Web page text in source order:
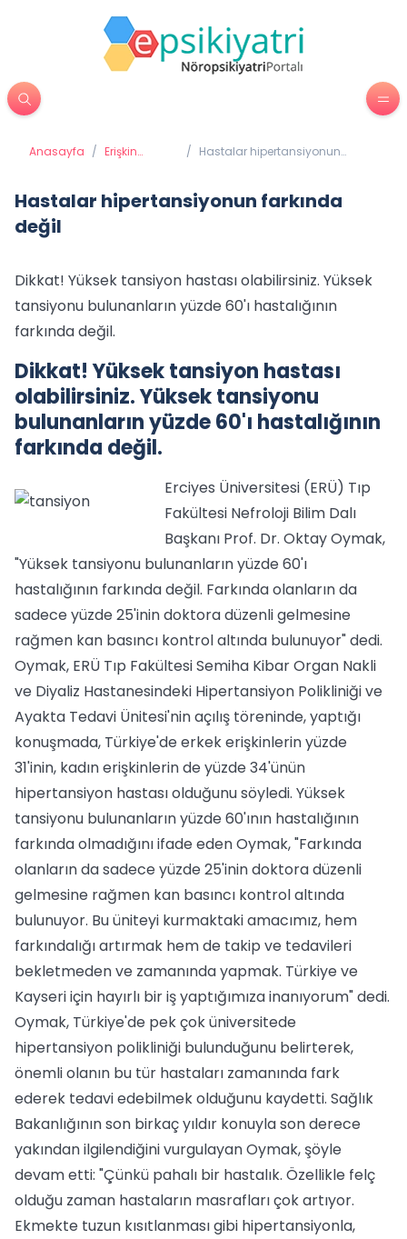
Anasayfa / Erişkin
/ Hastalar hipertansiyonun
Hastalar hipertansiyonun farkında
değil
Dikkat! Yüksek tansiyon hastası olabilirsiniz. Yüksek
tansiyonu bulunanların yüzde 60'ı hastalığının
farkında değil.
Dikkat! Yüksek tansiyon hastası
olabilirsiniz. Yüksek tansiyonu
bulunanların yüzde 60'ı hastalığının
farkında değil.
Erciyes Üniversitesi (ERÜ) Tıp
Fakültesi Nefroloji Bilim Dalı
Başkanı Prof. Dr. Oktay Oymak,
"Yüksek tansiyonu bulunanların yüzde 60'ı
hastalığının farkında değil. Farkında olanların da
sadece yüzde 25'inin doktora düzenli gelmesine
rağmen kan basıncı kontrol altında bulunuyor" dedi.
Oymak, ERÜ Tıp Fakültesi Semiha Kibar Organ Nakli
ve Diyaliz Hastanesindeki Hipertansiyon Polikliniği ve
Ayakta Tedavi Ünitesi'nin açılış töreninde, yaptığı
konuşmada, Türkiye'de erkek erişkinlerin yüzde
31'inin, kadın erişkinlerin de yüzde 34'ünün
hipertansiyon hastası olduğunu söyledi. Yüksek
tansiyonu bulunanların yüzde 60'ının hastalığının
farkında olmadığını ifade eden Oymak, "Farkında
olanların da sadece yüzde 25'inin doktora düzenli
gelmesine rağmen kan basıncı kontrol altında
bulunuyor. Bu üniteyi kurmaktaki amacımız, hem
farkındalığı artırmak hem de takip ve tedavileri
bekletmeden ve zamanında yapmak. Türkiye ve
Kayseri için hayırlı bir iş yaptığımıza inanıyorum" dedi.
Oymak, Türkiye'de pek çok üniversitede
hipertansiyon polikliniği bulunduğunu belirterek,
önemli olanın bu tür hastaları zamanında fark
ederek tedavi edebilmek olduğunu kaydetti. Sağlık
Bakanlığının son birkaç yıldır konuyla son derece
yakından ilgilendiğini vurgulayan Oymak, şöyle
devam etti: "Çünkü pahalı bir hastalık. Özellikle felç
olduğu zaman hastaların masrafları çok artıyor.
Ekmekte tuzun kısıtlanması gibi hipertansiyonla,